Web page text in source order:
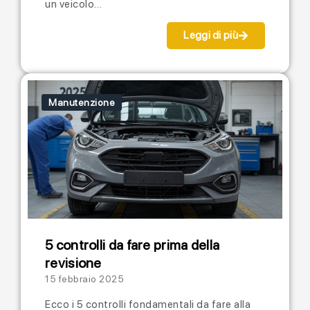
un veicolo…
Leggi di più
Manutenzione
5 controlli da fare prima della
revisione
15 febbraio 2025
Ecco i 5 controlli fondamentali da fare alla